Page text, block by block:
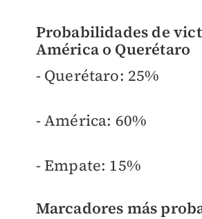
Probabilidades de
América o Querétaro
- Querétaro: 25%
- América: 60%
- Empate: 15%
Marcadores más